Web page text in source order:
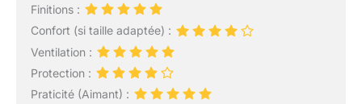
Finitions :
Confort (si taille adaptée) :
Ventilation :
Protection :
Praticité (Aimant) :